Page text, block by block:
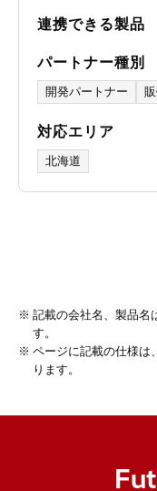
連携できる製品
パートナー種別
開発パートナー
対応エリア
北海道
記載の会社名、製品名
す。
ページに記載の仕様は
ります。